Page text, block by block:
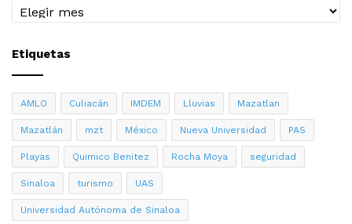
Archivo
Etiquetas
AMLO Culiacán IMDEM Lluvias Mazatlan
Mazatlán mzt México Nueva Universidad PAS
Playas Quimico Benitez Rocha Moya seguridad
Sinaloa turismo UAS
Universidad Autónoma de Sinaloa